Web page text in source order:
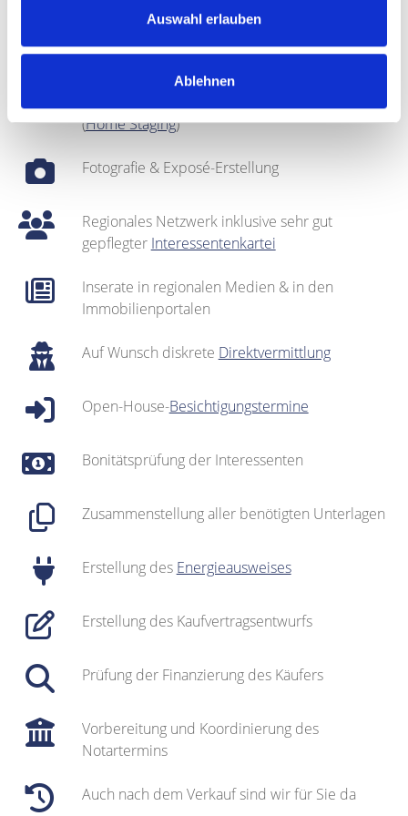
Auswahl erlauben
Ablehnen
FachmännischeVermarktung
(Home Staging)
Fotografie & Exposé-Erstellung
Regionales Netzwerk inklusive sehr gut
gepflegter Interessentenkartei
Inserate in regionalen Medien & in den
Immobilienportalen
Auf Wunsch diskrete Direktvermittlung
Open-House-Besichtigungstermine
Bonitätsprüfung der Interessenten
Zusammenstellung aller benötigten Unterlagen
Erstellung des Energieausweises
Erstellung des Kaufvertragsentwurfs
Prüfung der Finanzierung des Käufers
Vorbereitung und Koordinierung des
Notartermins
Auch nach dem Verkauf sind wir für Sie da